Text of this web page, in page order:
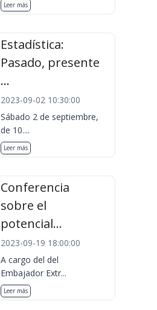
Leer más
Estadística:
Pasado, presente
...
2023-09-02 10:30:00
Sábado 2 de septiembre,
de 10....
Leer más
Conferencia
sobre el
potencial...
2023-09-19 18:00:00
A cargo del del
Embajador Extr...
Leer más